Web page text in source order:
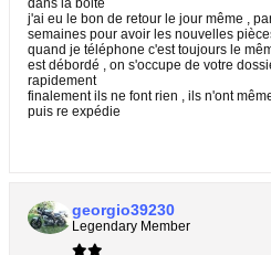
dans la boite
j'ai eu le bon de retour le jour même ,
semaines pour avoir les nouvelles
quand je téléphone c'est toujours le
est débordé , on s'occupe de votre
rapidement
finalement ils ne font rien , ils n'ont
puis re expédie
georgio39230
Legendary Member